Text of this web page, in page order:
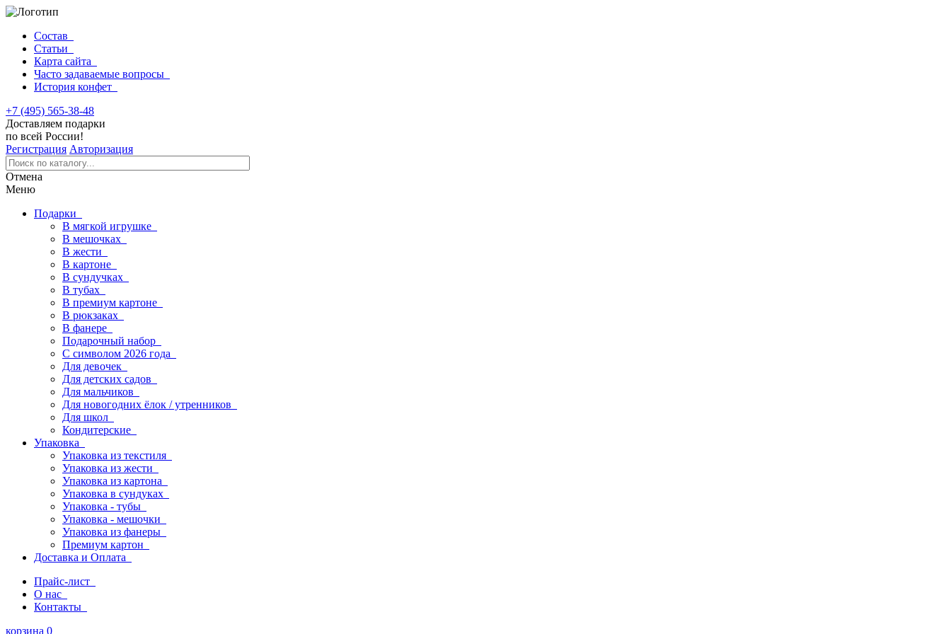
Состав
Статьи
Карта сайта
Часто задаваемые вопросы
История конфет
+7 (495) 565-38-48
Доставляем подарки
по всей России!
Регистрация Авторизация
Отмена
Меню
Подарки
В мягкой игрушке
В мешочках
В жести
В картоне
В сундучках
В тубах
В премиум картоне
В рюкзаках
В фанере
Подарочный набор
С символом 2026 года
Для девочек
Для детских садов
Для мальчиков
Для новогодних ёлок / утренников
Для школ
Кондитерские
Упаковка
Упаковка из текстиля
Упаковка из жести
Упаковка из картона
Упаковка в сундуках
Упаковка - тубы
Упаковка - мешочки
Упаковка из фанеры
Премиум картон
Доставка и Оплата
Прайс-лист
О нас
Контакты
корзина 0